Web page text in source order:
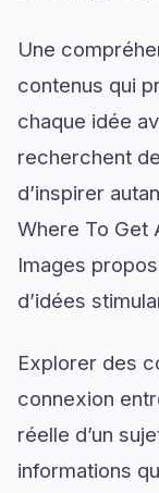
Une
contenus qui
chaque idée
recherchent
d’inspirer
Where To Get
Images
d’idées
Explorer des
connexion
réelle d’un
informations